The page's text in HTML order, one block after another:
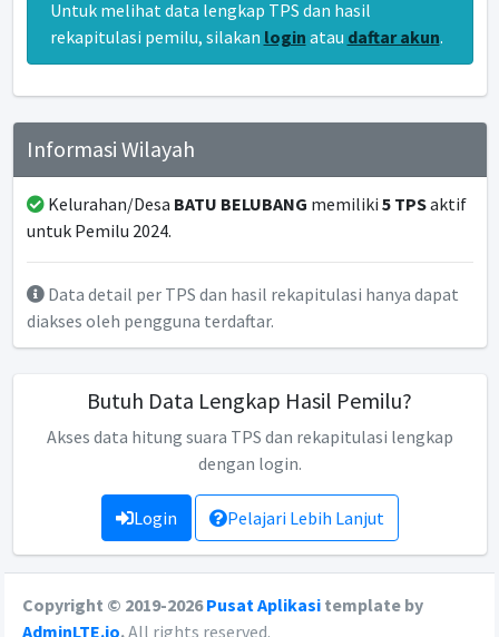
Untuk melihat data lengkap TPS dan hasil
rekapitulasi pemilu, silakan login atau daftar akun.
Informasi Wilayah
Kelurahan/Desa BATU BELUBANG memiliki 5 TPSaktif
untuk Pemilu 2024.
Data detail per TPS dan hasil rekapitulasi hanya dapat
diakses oleh pengguna terdaftar.
Butuh Data Lengkap Hasil Pemilu?
Akses data hitung suara TPS dan rekapitulasi lengkap
dengan login.
Login Pelajari Lebih Lanjut
Copyright © 2019-2026Pusat Aplikasi template by
AdminLTE.io.All rights reserved.